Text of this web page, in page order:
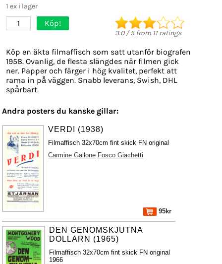
1 ex i lager
1 Köp!
3.0/5from 11ratings
Köp en äkta filmaffisch som satt utanför biografen
1958. Ovanlig, de flesta slängdes när filmen gick
ner. Papper och färger i hög kvalitet, perfekt att
rama in på väggen. Snabb leverans, Swish, DHL
spårbart.
Andra posters du kanske gillar:
VERDI (1938)
Filmaffisch 32x70cm fint skick FN original
Carmine Gallone Fosco Giachetti
95kr
DEN GENOMSKJUTNA
DOLLARN (1965)
Filmaffisch 32x70cm fint skick FN original
1966